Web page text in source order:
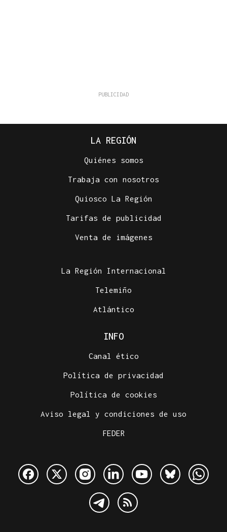
LA REGIÓN
Quiénes somos
Trabaja con nosotros
Quiosco La Región
Tarifas de publicidad
Venta de imágenes
La Región Internacional
Telemiño
Atlántico
INFO
Canal ético
Política de privacidad
Política de cookies
Aviso legal y condiciones de uso
FEDER